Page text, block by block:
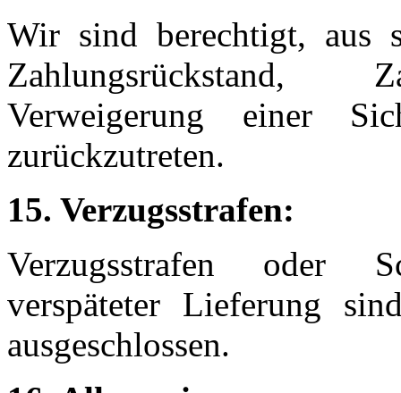
Wir sind berechtigt, aus
Zahlungsrückstand,
Verweigerung einer
zurückzutreten.
15. Verzugsstrafen:
Verzugsstrafen oder
verspäteter Lieferung
ausgeschlossen.